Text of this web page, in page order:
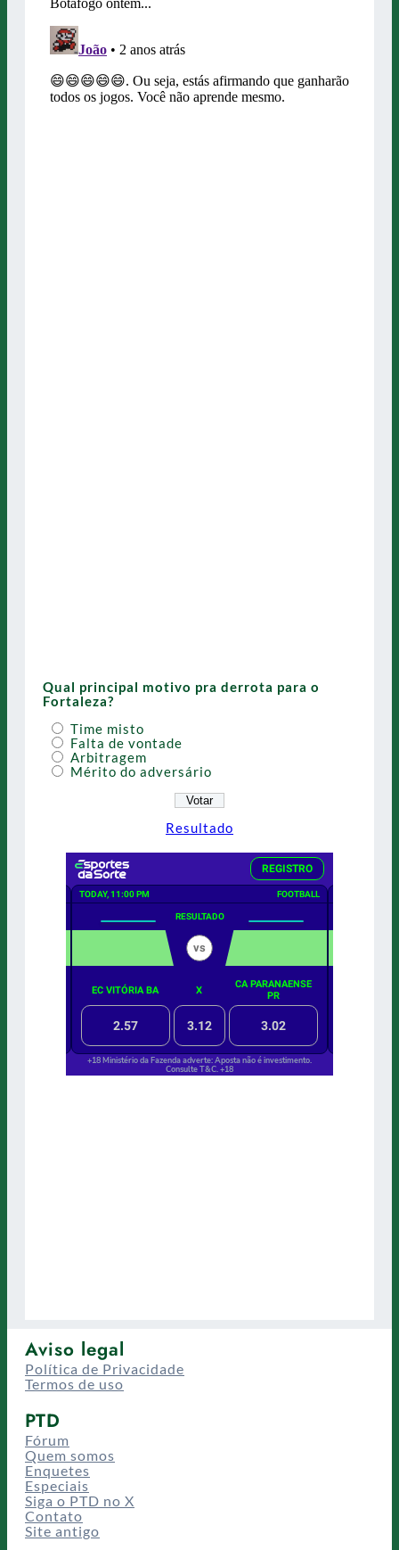
Qual principal motivo pra derrota para o
Fortaleza?
Time misto
Falta de vontade
Arbitragem
Mérito do adversário
Resultado
Aviso legal
Política de Privacidade
Termos de uso
PTD
Fórum
Quem somos
Enquetes
Especiais
Siga o PTD no X
Contato
Site antigo